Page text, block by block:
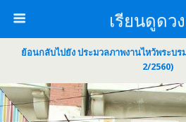
เรียนดูดว
ย้อนกลับไปยัง ประมวลภาพงานไหว้พระบ
2/2560)